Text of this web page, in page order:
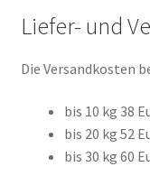
Liefer- und
Die Versandkosten
bis 10 kg 38
bis 20 kg 52
bis 30 kg 60